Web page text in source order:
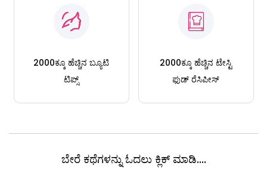
2000ಕ್ಕೂ ಹೆಚ್ಚಿನ ಬ್ಯೂಟಿ
ಟಿಪ್ಸ್
2000ಕ್ಕೂ ಹೆಚ್ಚಿನ ಟೇಸ್ಟಿ
ಫುಡ್ ರೆಸಿಪೀಸ್
ಬೇರೆ ಕಥೆಗಳನ್ನು ಓದಲು ಕ್ಲಿಕ್ ಮಾಡಿ....